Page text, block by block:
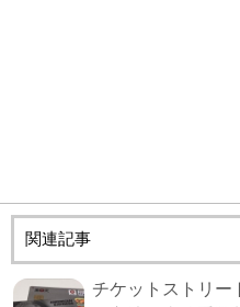
関連記事
チケットストリー